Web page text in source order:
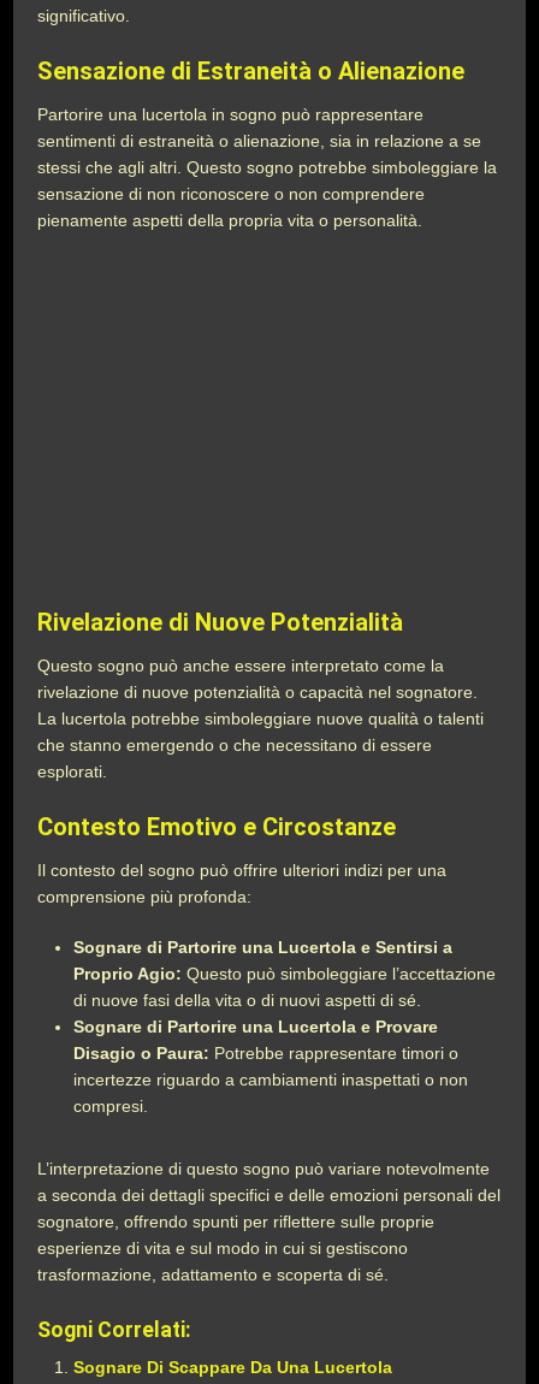
significativo.
Sensazione di Estraneità o Alienazione
Partorire una lucertola in sogno può rappresentare
sentimenti di estraneità o alienazione, sia in relazione a se
stessi che agli altri. Questo sogno potrebbe simboleggiare la
sensazione di non riconoscere o non comprendere
pienamente aspetti della propria vita o personalità.
Rivelazione di Nuove Potenzialità
Questo sogno può anche essere interpretato come la
rivelazione di nuove potenzialità o capacità nel sognatore.
La lucertola potrebbe simboleggiare nuove qualità o talenti
che stanno emergendo o che necessitano di essere
esplorati.
Contesto Emotivo e Circostanze
Il contesto del sogno può offrire ulteriori indizi per una
comprensione più profonda:
Sognare di Partorire una Lucertola e Sentirsi a
Proprio Agio: Questo può simboleggiare l’accettazione
di nuove fasi della vita o di nuovi aspetti di sé.
Sognare di Partorire una Lucertola e Provare
Disagio o Paura: Potrebbe rappresentare timori o
incertezze riguardo a cambiamenti inaspettati o non
compresi.
L’interpretazione di questo sogno può variare notevolmente
a seconda dei dettagli specifici e delle emozioni personali del
sognatore, offrendo spunti per riflettere sulle proprie
esperienze di vita e sul modo in cui si gestiscono
trasformazione, adattamento e scoperta di sé.
Sogni Correlati:
Sognare Di Scappare Da Una Lucertola